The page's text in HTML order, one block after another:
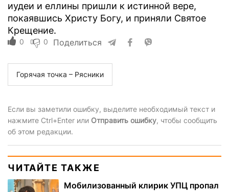
иудеи и еллины пришли к истинной вере,
покаявшись Христу Богу, и приняли Святое
Крещение.
0 0 Поделиться
Горячая точка – Рясники
Если вы заметили ошибку, выделите необходимый текст и
нажмите Ctrl+Enter или Отправить ошибку, чтобы сообщить
об этом редакции.
ЧИТАЙТЕ ТАКЖЕ
Мобилизованный клирик УПЦ пропал